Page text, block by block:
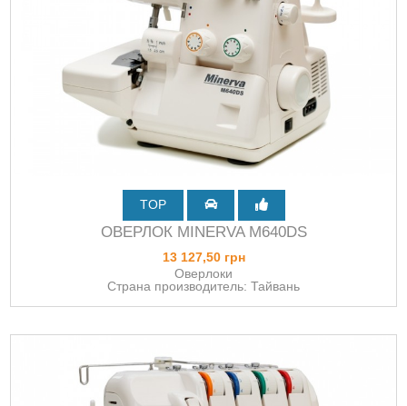
TOP
ОВЕРЛОК MINERVA M640DS
13 127,50 грн
Оверлоки
Страна производитель: Тайвань